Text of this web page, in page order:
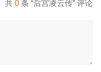
共0 条 “后宫凌云传” 评论